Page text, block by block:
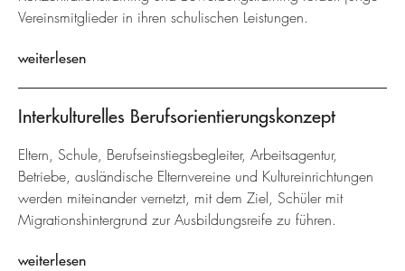
Vereinsmitglieder in ihren schulischen Leistungen.
weiterlesen
Interkulturelles Berufsorientierungskonzept
Eltern, Schule, Berufseinstiegsbegleiter, Arbeitsagentur,
Betriebe, ausländische Elternvereine und Kultureinrichtungen
werden miteinander vernetzt, mit dem Ziel, Schüler mit
Migrationshintergrund zur Ausbildungsreife zu führen.
weiterlesen